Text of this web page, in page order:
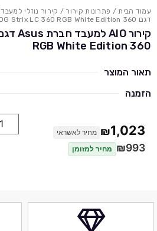
עמוד הבית/ פתרונות קירור / קירור נוזלי למעבד
דגם ROG Strix LC 360 RGB White Edition 360
RGB White Edition 360
תאור המוצר
הזמנה
₪1,023 מחיר לאשראי
₪993 מחיר למזומן